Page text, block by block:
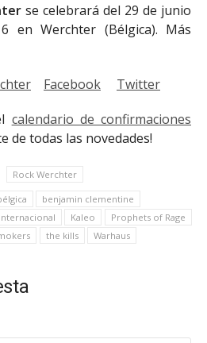
se celebrará del 29 de junio
en Werchter (Bélgica). Más
Facebook Twitter
calendario de confirmaciones
de todas las novedades!
Rock Werchter
benjamin clementine
internacional Kaleo
Prophets of Rage
the kills Warhaus